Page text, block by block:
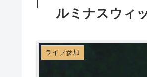
ルミナスウィ
ライブ参加